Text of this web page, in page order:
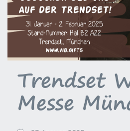
Kontakt
Trendset
Messe